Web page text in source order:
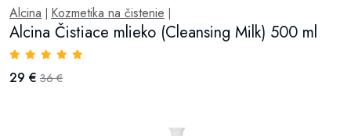
Alcina Kozmetika na čistenie
Alcina Čistiace mlieko (Cleansing Milk) 500 ml
29 € 36 €